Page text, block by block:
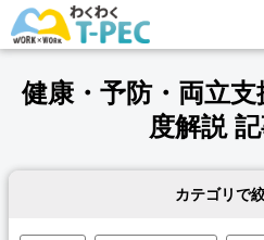
健康・予防・両立支
度解説
カテゴリで